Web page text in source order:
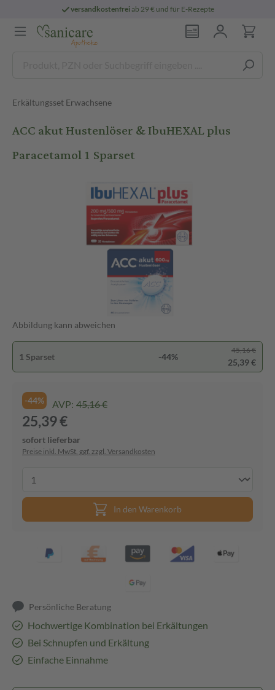
versandkostenfreiab 29 € und für E-Rezepte
Erkältungsset Erwachsene
ACC akut Hustenlöser & IbuHEXAL plus
Paracetamol 1 Sparset
Abbildung kann abweichen
1 Sparset -44%
45,16 €
25,39 €
-44% AVP: 45,16 €
25,39 €
sofort lieferbar
Preise inkl. MwSt. ggf. zzgl. Versandkosten
In den Warenkorb
Persönliche Beratung
Hochwertige Kombination bei Erkältungen
Bei Schnupfen und Erkältung
Einfache Einnahme